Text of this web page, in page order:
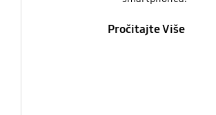
Pročitajte Više